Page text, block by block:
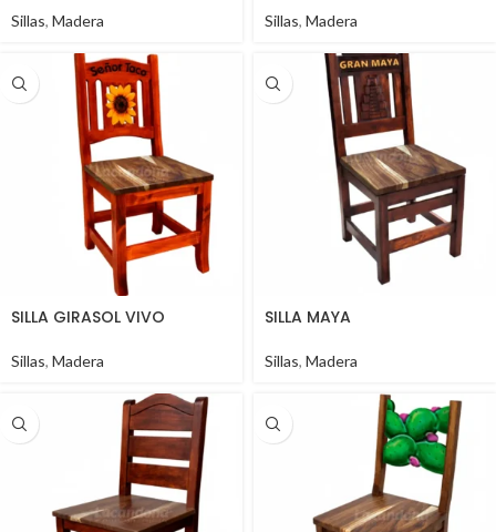
Sillas, Madera Sillas, Madera
SILLA GIRASOL VIVO
Sillas, Madera
SILLA MAYA
Sillas, Madera